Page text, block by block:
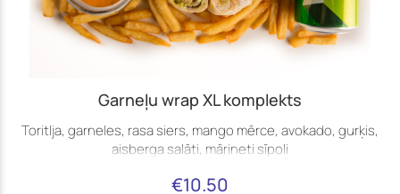
Garneļu wrap XL komplekts
Toritlja, garneles, rasa siers, mango mērce, avokado, gurķis,
aisberga salāti, mārineti sīpoli
€10.50